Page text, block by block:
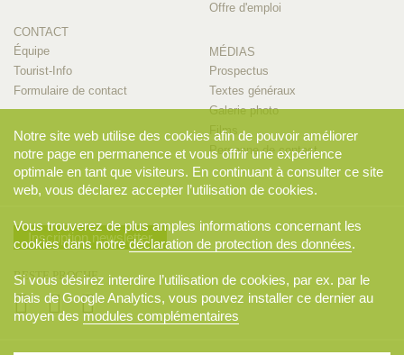
CONTACT
Équipe
Tourist-Info
Formulaire de contact
Offre d'emploi
MÉDIAS
Prospectus
Textes généraux
Galerie photo
Films
Personne de contact
Inscription newsletter
RESTE PROCHE
Notre site web utilise des cookies afin de pouvoir améliorer
notre page en permanence et vous offrir une expérience
optimale en tant que visiteurs. En continuant à consulter ce site
web, vous déclarez accepter l’utilisation de cookies.
Vous trouverez de plus amples informations concernant les
cookies dans notredéclaration de protection des données.
Si vous désirez interdire l’utilisation de cookies, par ex. par le
biais de Google Analytics, vous pouvez installer ce dernier au
moyen des modules complémentaires